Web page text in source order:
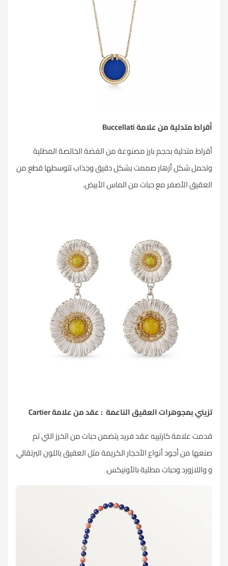
أقراط متدلية من علامةBuccellati
أقراط متدلية بحجم بارز مصنوعة من الفضة الخالصة المطلية
وتحمل شكل أزهار صممت بشكل دقيق وجذاب تتوسطها قطع من
العقيق الأصفر مع حبات منالماسالأبيض.
تزيني بمجوهرات العقيق الناعمة : عقد من علامةCartier
قدمت علامة كارتييه عقد فريد يتضمن حبات من الخرز التي تم
صنعها من أجود أنواع الأحجار الكريمة مثل العقيق باللون البرتقالي
و واللازورد وحبات مطلية بالأونيكس.